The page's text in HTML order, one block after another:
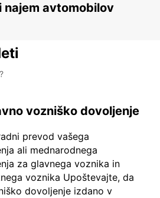
najem avtomobilov
vozniško dovoljenje
prevod vašega
ali mednarodnega
za glavnega voznika in
voznika Upoštevajte, da
dovoljenje izdano v